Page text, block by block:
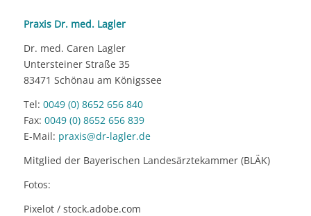
Praxis Dr. med. Lagler
Dr. med. Caren Lagler
Untersteiner Straße 35
83471 Schönau am Königssee
Tel: 0049 (0) 8652 656 840
Fax: 0049 (0) 8652 656 839
E-Mail: praxis@dr-lagler.de
Mitglied der Bayerischen Landesärztekammer (BLÄK)
Fotos:
Pixelot / stock.adobe.com